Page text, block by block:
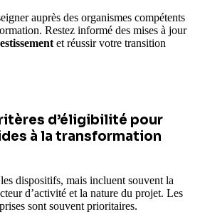
auprès des organismes compétents
Restez informé des mises à jour
et réussir votre transition
d’éligibilité pour
à la transformation
dispositifs, mais incluent souvent la
d’activité et la nature du projet. Les
sont souvent prioritaires.